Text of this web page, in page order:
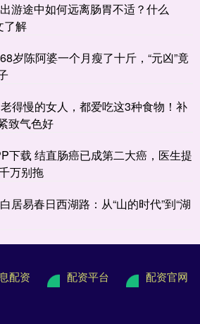
游途中如何远离肠胃不适？什么
了解
岁陈阿婆一个月瘦了十斤，“元凶”竟
得慢的女人，都爱吃这3种食物！补
致气色好
下载 结直肠癌已成第二大癌，医生提
万别拖
居易春日西湖路：从“山的时代”到“湖
配资 配资平台 配资官网